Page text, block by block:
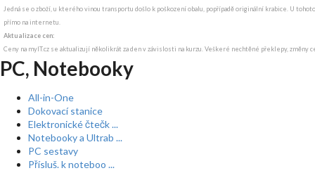
Jedná se o zboží, u kterého vinou transportu došlo k poškození obalu, popřípadě originální krabice. U
přímo na internetu.
Aktualizace cen:
Ceny na myIT.cz se aktualizují několikrát za den v závislosti na kurzu. Veškeré nechtěné překlepy, změny
PC, Notebooky
All-in-One
Dokovací stanice
Elektronické čtečk ...
Notebooky a Ultrab ...
PC sestavy
Přísluš. k noteboo ...